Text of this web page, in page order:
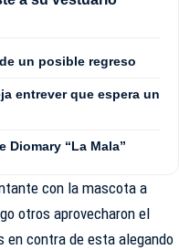
un posible regreso
entrever que espera un
Diomary “La Mala”
con la mascota a
otros aprovecharon el
en contra de esta alegando